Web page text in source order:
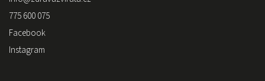
775 600 075
Facebook
Instagram